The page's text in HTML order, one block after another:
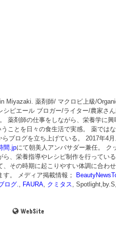
Miyazaki. 薬剤師/ マクロビ上級/
シピエール ブロガー/ライター/農家さ
薬剤師の仕事をしながら、栄養学に
ことを日々の食生活で実感。 薬では
らブログを立ち上げている。 2017年4
間.jpにて朝美人アンバサダー兼任。 ク
ら、栄養指導やレシピ制作を行ってい
、その時期に起こりやすい体調に合わ
す。 メディア掲載情報；
ログ., FAURA, クミタス,
WebSite